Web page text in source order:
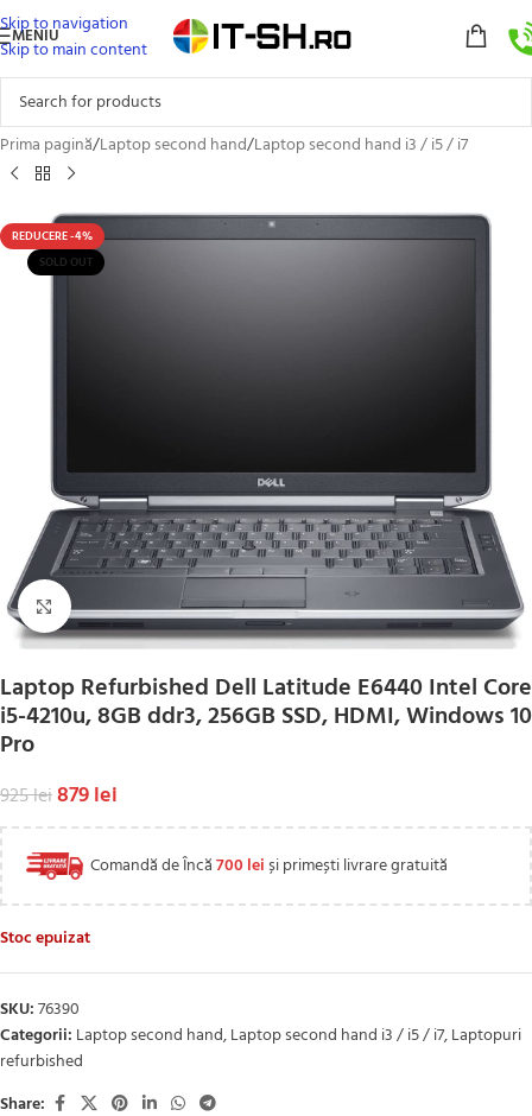
Skip to navigation
Skip to main content
MENIU
Prima pagină/Laptop second hand/Laptop second hand i3 / i5 / i7
REDUCERE -4%
SOLD OUT
Click to enlarge
Laptop Refurbished Dell Latitude E6440 Intel Core
i5-4210u, 8GB ddr3, 256GB SSD, HDMI, Windows 10
Pro
925lei879lei
Comandă de Încă700 leiși primești livrare gratuită
Stoc epuizat
SKU:76390
Categorii: Laptop second hand,Laptop second hand i3 / i5 / i7,Laptopuri
refurbished
Share: